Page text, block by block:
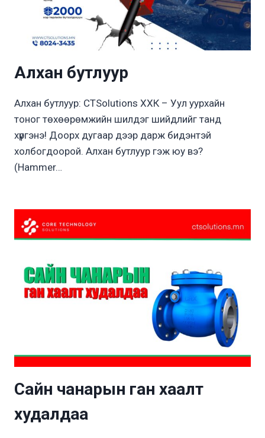
Алхан бутлуур
Алхан бутлуур: CTSolutions ХХК – Уул уурхайн
тоног төхөөрөмжийн шилдэг шийдлийг танд
хүргэнэ! Доорх дугаар дээр дарж бидэнтэй
холбогдоорой. Алхан бутлуур гэж юу вэ?
(Hammer…
Сайн чанарын ган хаалт
худалдаа